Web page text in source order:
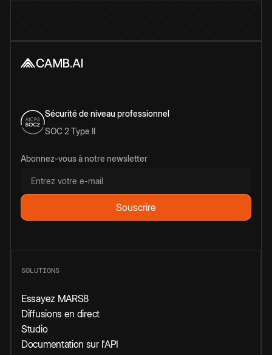
Sécurité de niveau professionnel
SOC 2 Type II
Abonnez-vous à notre newsletter
SOLUTIONS
Essayez MARS8
Diffusions en direct
Studio
Documentation sur l'API